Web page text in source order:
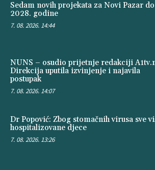
Sedam novih projekata za Novi Pazar do
2028. godine
7. 08. 2026. 14:44
NUNS – osudio prijetnje redakciji
Direkcija uputila izvinjenje i najavila
postupak
7. 08. 2026. 14:07
Dr Popović: Zbog stomačnih virusa sve
hospitalizovane djece
7. 08. 2026. 13:26